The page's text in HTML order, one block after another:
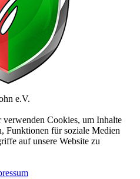
e.V.
Cookies, um Inhalte
Funktionen für soziale Medien
auf unsere Website zu